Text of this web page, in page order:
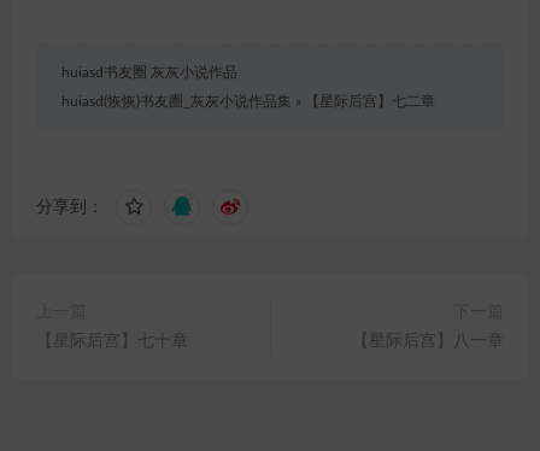
huiasd书友圈 灰灰小说作品
huiasd(恢恢)书友圈_灰灰小说作品集 » 【星际后宫】七二章
分享到：
【星际后宫】七十章
【星际后宫】八一章